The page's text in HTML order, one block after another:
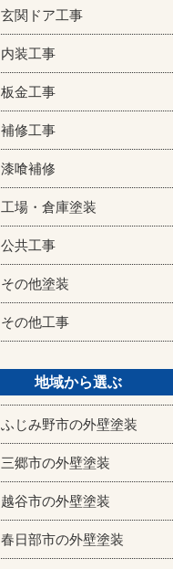
玄関ドア工事
内装工事
板金工事
補修工事
漆喰補修
工場・倉庫塗装
公共工事
その他塗装
その他工事
地域から選ぶ
ふじみ野市の外壁塗装
三郷市の外壁塗装
越谷市の外壁塗装
春日部市の外壁塗装